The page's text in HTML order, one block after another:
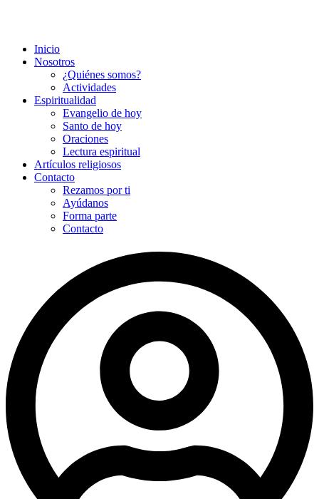
Inicio
Nosotros
¿Quiénes somos?
Actividades
Espiritualidad
Evangelio de hoy
Santo de hoy
Oraciones
Lectura espiritual
Artículos religiosos
Contacto
Rezamos por ti
Ayúdanos
Forma parte
Contacto